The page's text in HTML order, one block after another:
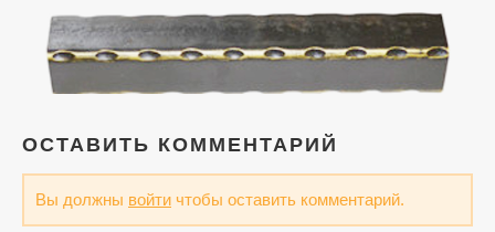
ОСТАВИТЬ КОММЕНТАРИЙ
Вы должны войти чтобы оставить комментарий.